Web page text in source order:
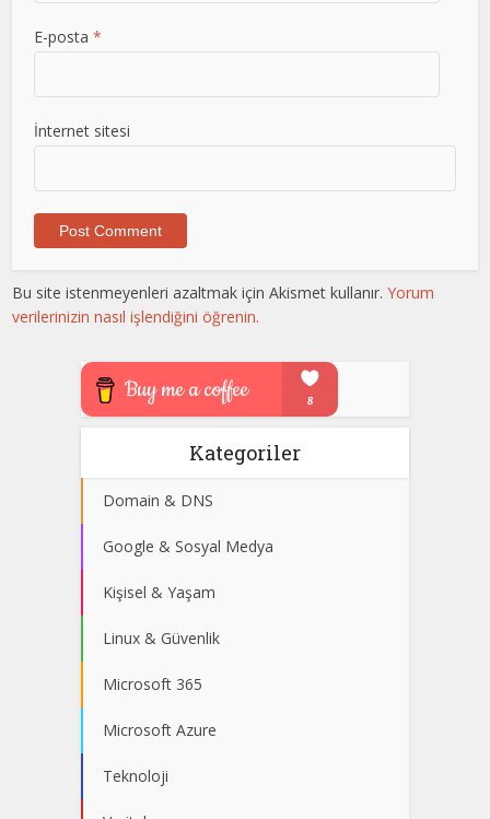
E-posta*
İnternet sitesi
Bu site istenmeyenleri azaltmak için Akismet kullanır.Yorum
verilerinizin nasıl işlendiğini öğrenin.
Kategoriler
Domain & DNS
Google & Sosyal Medya
Kişisel & Yaşam
Linux & Güvenlik
Microsoft 365
Microsoft Azure
Teknoloji